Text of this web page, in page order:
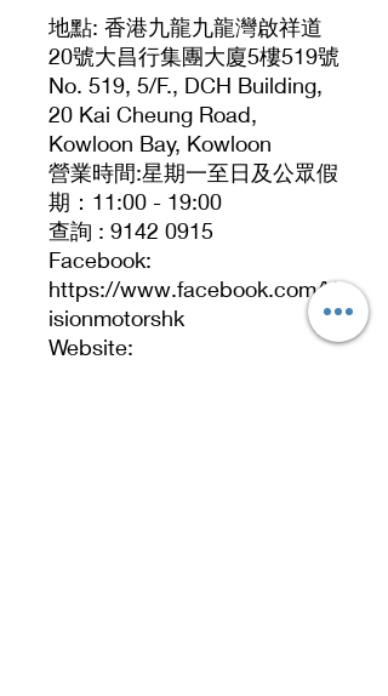
地點: 香港九龍九龍灣啟祥道
20號大昌行集團大廈5樓519號
No. 519, 5/F., DCH Building,
20 Kai Cheung Road,
Kowloon Bay, Kowloon
營業時間:星期一至日及公眾假
期：11:00 - 19:00
查詢 : 9142 0915
Facebook:
https://www.facebook.com/V
isionmotorshk
Website: